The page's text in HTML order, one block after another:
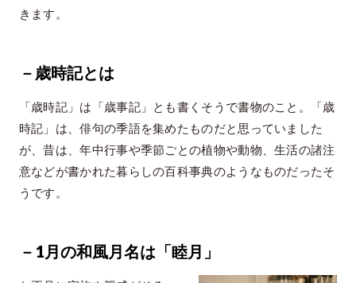
日本文化を探る
サイトポリシー
お問い合わせ
きます。
－歳時記とは
「歳時記」は「歳事記」とも書くそうで書物のこと。「歳
時記」は、俳句の季語を集めたものだと思っていました
が、昔は、年中行事や季節ごとの植物や動物、生活の諸注
意などが書かれた暮らしの百科事典のようなものだったそ
うです。
－1月の和風月名は「睦月」